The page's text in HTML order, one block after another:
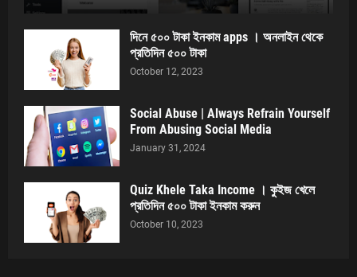
দিনে ৫০০ টাকা ইনকাম apps । অনলাইন থেকে
প্রতিদিন ৫০০ টাকা
October 12, 2023
Social Abuse | Always Refrain Yourself
From Abusing Social Media
January 31, 2024
Quiz Khele Taka Income । কুইজ খেলে
প্রতিদিন ৫০০ টাকা ইনকাম করুন
October 10, 2023